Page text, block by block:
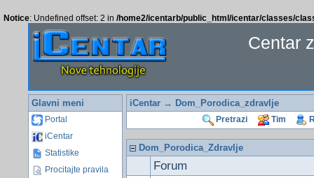
Notice: Undefined offset: 2 in /home2/icentarb/public_html/icentar/classes/
Centar
Glavni meni
Portal
iCentar
Statistike
Procitajte pravila
iCentar→ Dom_Porodica_zdravlje
Pretrazi Tim
Dom_Porodica_Zdravlje
Forum